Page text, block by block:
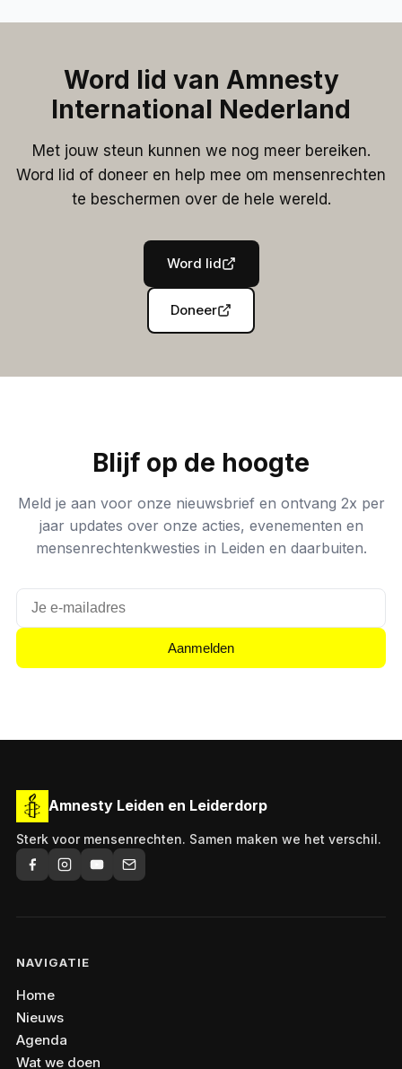
Word lid van Amnesty
International Nederland
Met jouw steun kunnen we nog meer bereiken.
Word lid of doneer en help mee om mensenrechten
te beschermen over de hele wereld.
Word lid
Doneer
Blijf op de hoogte
Meld je aan voor onze nieuwsbrief en ontvang 2x per
jaar updates over onze acties, evenementen en
mensenrechtenkwesties in Leiden en daarbuiten.
Aanmelden
Amnesty Leiden en Leiderdorp
Sterk voor mensenrechten. Samen maken we het verschil.
NAVIGATIE
Home
Nieuws
Agenda
Wat we doen